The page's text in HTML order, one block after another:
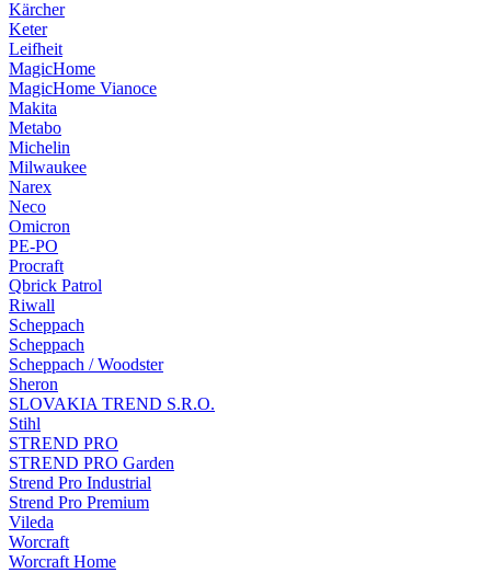
Kärcher
Keter
Leifheit
MagicHome
MagicHome Vianoce
Makita
Metabo
Michelin
Milwaukee
Narex
Neco
Omicron
PE-PO
Procraft
Qbrick Patrol
Riwall
Scheppach
Scheppach
Scheppach / Woodster
Sheron
SLOVAKIA TREND S.R.O.
Stihl
STREND PRO
STREND PRO Garden
Strend Pro Industrial
Strend Pro Premium
Vileda
Worcraft
Worcraft Home